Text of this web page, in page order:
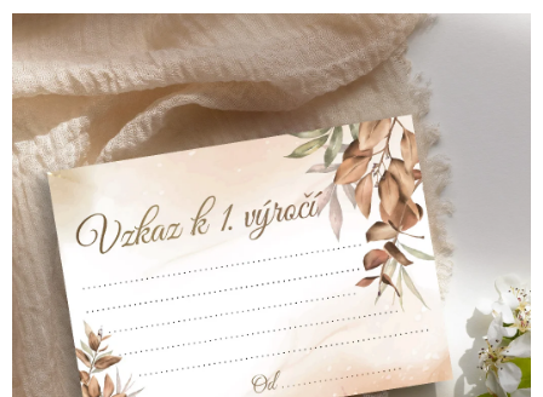
produktu
je
0,0
5
hvězdiček.